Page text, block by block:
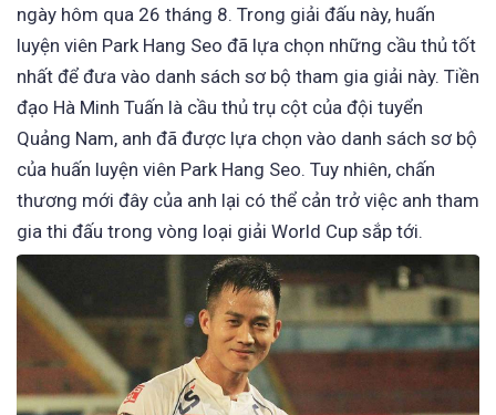
ngày hôm qua 26 tháng 8. Trong giải đấu này, huấn
luyện viên Park Hang Seo đã lựa chọn những cầu thủ tốt
nhất để đưa vào danh sách sơ bộ tham gia giải này. Tiền
đạo Hà Minh Tuấn là cầu thủ trụ cột của đội tuyển
Quảng Nam, anh đã được lựa chọn vào danh sách sơ bộ
của huấn luyện viên Park Hang Seo. Tuy nhiên, chấn
thương mới đây của anh lại có thể cản trở việc anh tham
gia thi đấu trong vòng loại giải World Cup sắp tới.